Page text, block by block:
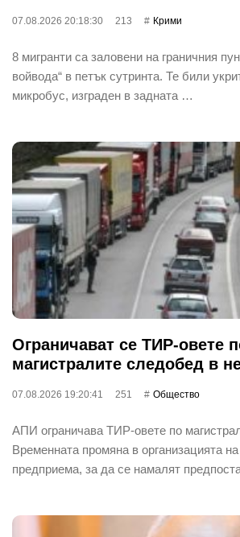
07.08.2026 20:18:30 213 Крими
8 мигранти са заловени на граничния
войвода“ в петък сутринта. Те били
микробус, изграден в задната …
Ограничават се ТИР-овете
магистралите следобед в
07.08.2026 19:20:41 251 Общество
АПИ ограничава ТИР-овете по
Временната промяна в организацията
предприема, за да се намалят